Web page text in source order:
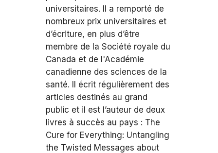
universitaires. Il a remporté de
nombreux prix universitaires et
d’écriture, en plus d’être
membre de la Société royale du
Canada et de l'Académie
canadienne des sciences de la
santé. Il écrit régulièrement des
articles destinés au grand
public et il est l’auteur de deux
livres à succès au pays : The
Cure for Everything: Untangling
the Twisted Messages about